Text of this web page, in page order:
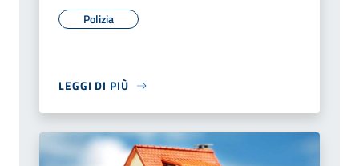
Polizia
LEGGI DI PIÙ